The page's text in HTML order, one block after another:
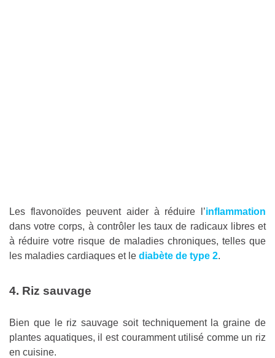
Les flavonoïdes peuvent aider à réduire l’inflammation
dans votre corps, à contrôler les taux de radicaux libres et
à réduire votre risque de maladies chroniques, telles que
les maladies cardiaques et le diabète de type 2.
4. Riz sauvage
Bien que le riz sauvage soit techniquement la graine de
plantes aquatiques, il est couramment utilisé comme un riz
en cuisine.